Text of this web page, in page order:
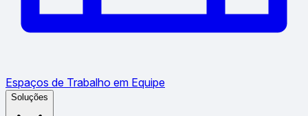
Espaços de Trabalho em Equipe
Soluções